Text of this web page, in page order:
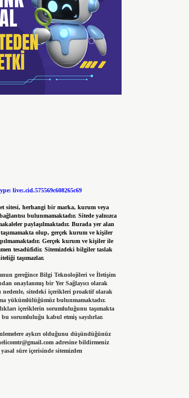
live:.cid.575569c608265c69
sitesi, herhangi bir marka, kurum veya
bulunmamaktadır. Sitede yalnızca
paylaşılmaktadır. Burada yer alan
olup, gerçek kurum ve kişiler
Gerçek kurum ve kişiler ile
tesadüfidir. Sitemizdeki bilgiler taslak
taşımazlar.
gereğince Bilgi Teknolojileri ve İletişim
onaylanmış bir Yer Sağlayıcı olarak
nedenle, sitedeki içerikleri proaktif olarak
yükümlülüğümüz bulunmamaktadır.
içeriklerin sorumluluğunu taşımakta
sorumluluğu kabul etmiş sayılırlar.
aykırı olduğunu düşündüğünüz
adresine bildirmeniz
süre içerisinde sitemizden